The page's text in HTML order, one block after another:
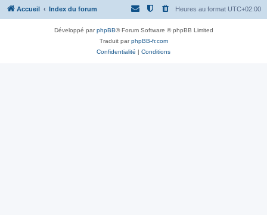
Accueil Index du forum Heures au format UTC+02:00
Développé parphpBB® Forum Software © phpBB Limited
Traduit parphpBB-fr.com
Confidentialité | Conditions